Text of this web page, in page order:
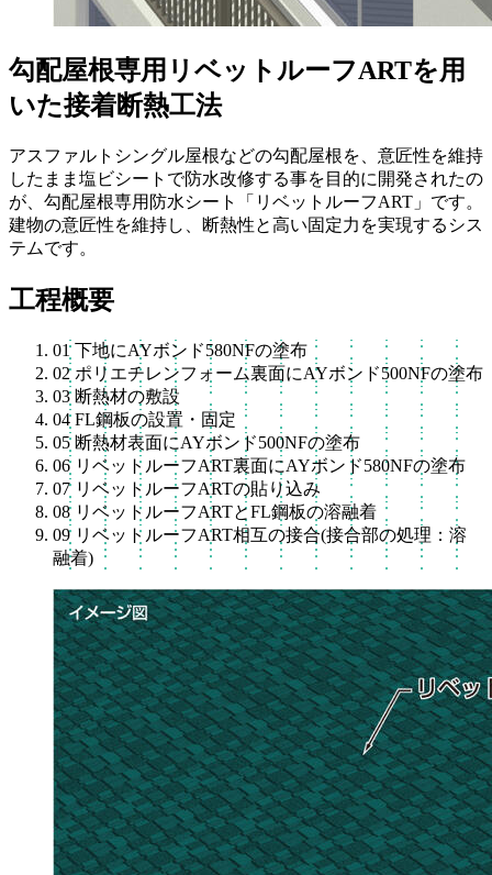
勾配屋根専用リベットルーフARTを用
いた接着断熱工法
アスファルトシングル屋根などの勾配屋根を、意匠性を維持
したまま塩ビシートで防水改修する事を目的に開発されたの
が、勾配屋根専用防水シート「リベットルーフART」です。
建物の意匠性を維持し、断熱性と高い固定力を実現するシス
テムです。
工程概要
01 下地にAYボンド580NFの塗布
02 ポリエチレンフォーム裏面にAYボンド500NFの塗布
03 断熱材の敷設
04 FL鋼板の設置・固定
05 断熱材表面にAYボンド500NFの塗布
06 リベットルーフART裏面にAYボンド580NFの塗布
07 リベットルーフARTの貼り込み
08 リベットルーフARTとFL鋼板の溶融着
09 リベットルーフART相互の接合(接合部の処理：溶
融着)